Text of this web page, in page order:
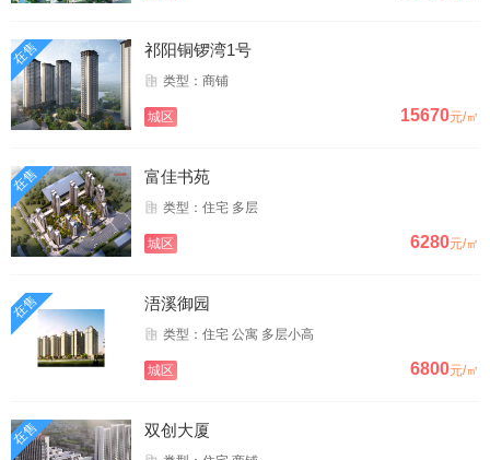
在售 祁阳铜锣湾1号
类型：商铺
城区 15670元/㎡
在售 富佳书苑
类型：住宅 多层
城区 6280元/㎡
在售 浯溪御园
类型：住宅 公寓 多层小高
城区 6800元/㎡
在售 双创大厦